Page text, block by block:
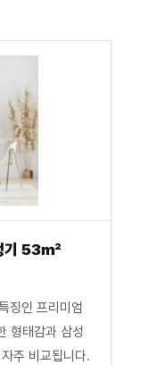
기 53㎡
징인 프리미엄
형태감과 삼성
주 비교됩니다.